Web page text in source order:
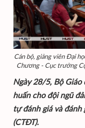
Cán bộ, giảng viên Đại
Chương - Cục trưởng
Ngày 28/5, Bộ
huấn cho đội ngũ
tự đánh giá và
(CTĐT).